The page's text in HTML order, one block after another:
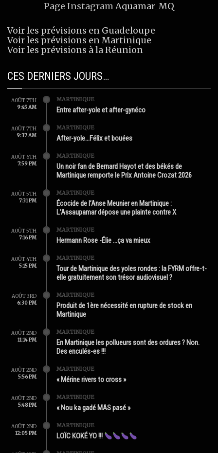
Page InstagramAquamar_MQ
Voir les prévisions en Guadeloupe
Voir les prévisions en Martinique
Voir les prévisions à la Réunion
CES DERNIERS JOURS…
AOÛT 7TH
9:45 AM
MARTINIQUE
Entre after-yole et after-gynéco
AOÛT 7TH
9:37 AM
MARTINIQUE
After-yole…Félix et bouées
AOÛT 6TH
7:59 PM
MARTINIQUE
Un noir fan de Bernard Hayot et des békés de
Martinique remporte le Prix Antoine Crozat 2026
AOÛT 5TH
7:31 PM
MARTINIQUE
Écocide de l’Anse Meunier en Martinique :
L’Assaupamar dépose une plainte contre X
AOÛT 5TH
7:16 PM
MARTINIQUE
Hermann Rose -Élie …ça va mieux
AOÛT 4TH
5:15 PM
MARTINIQUE
Tour de Martinique des yoles rondes : la FYRM offre-t-
elle gratuitement son trésor audiovisuel ?
AOÛT 3RD
6:30 PM
MARTINIQUE
Produit de 1ère nécessité en rupture de stock en
Martinique
AOÛT 2ND
11:14 PM
MARTINIQUE
En Martinique les pollueurs sont des ordures ? Non.
Des enculés-es !!!
AOÛT 2ND
5:56 PM
MARTINIQUE
« Mérine rivers to cross »
AOÛT 2ND
5:48 PM
MARTINIQUE
« Nou ka gadé MAS pasé »
AOÛT 2ND
12:05 PM
MARTINIQUE
LOÏC KOKÉ YO !!!